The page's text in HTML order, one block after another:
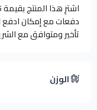
اشترِ هذا المنتج بقيمة 12.65
دفعات مع إمكان ادفع
تأخير ومتوافق مع
الوزن